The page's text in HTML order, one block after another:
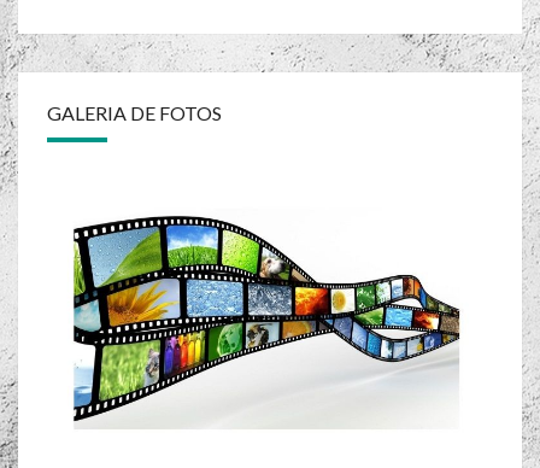
GALERIA DE FOTOS